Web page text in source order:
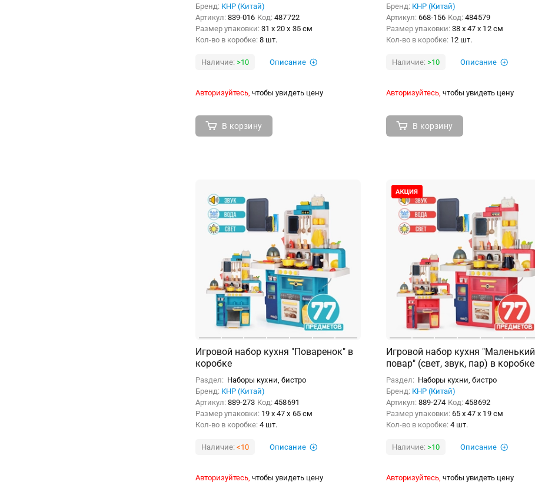
Бренд: КНР (Китай)
Артикул: 839-016 Код:487722
Размер упаковки: 31 x 20 x 35 см
Кол-во в коробке: 8 шт.
Наличие: >10 Описание
Авторизуйтесь, чтобы увидеть цену
В корзину
Бренд: КНР (Китай)
Артикул: 668-156 Код:484579
Размер упаковки: 38 x 47 x 12 см
Кол-во в коробке: 12 шт.
Наличие: >10 Описание
Авторизуйтесь, чтобы увидеть цену
В корзину
Игровой набор кухня "Поваренок" в
коробке
Раздел: Наборы кухни, бистро
Бренд: КНР (Китай)
Артикул: 889-273 Код:458691
Размер упаковки: 19 x 47 x 65 см
Кол-во в коробке: 4 шт.
Наличие: <10 Описание
Авторизуйтесь, чтобы увидеть цену
Игровой набор кухня "Маленький
повар" (свет, звук, пар) в коробке
Раздел: Наборы кухни, бистро
Бренд: КНР (Китай)
Артикул: 889-274 Код:458692
Размер упаковки: 65 x 47 x 19 см
Кол-во в коробке: 4 шт.
Наличие: >10 Описание
Авторизуйтесь, чтобы увидеть цену